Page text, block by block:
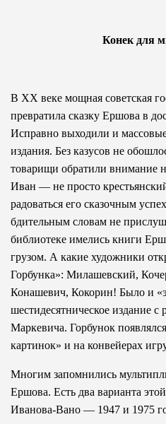
Конек для
В ХХ веке мощная советская
превратила сказку Ершова в
Исправно выходили и
издания. Без казусов не
товарищи обратили внимание
Иван — не просто
радоваться его сказочным
бдительным словам не
библиотеке имелись книги
грузом. А какие художники
Горбунка»: Милашевский,
Конашевич, Кокорин! Было и
шестидесятническое издание
Маркевича. Горбунок
картинок» и на конвейерах
Многим запомнились
Ершова. Есть два варианта
Иванова-Вано — 1947 и 1975